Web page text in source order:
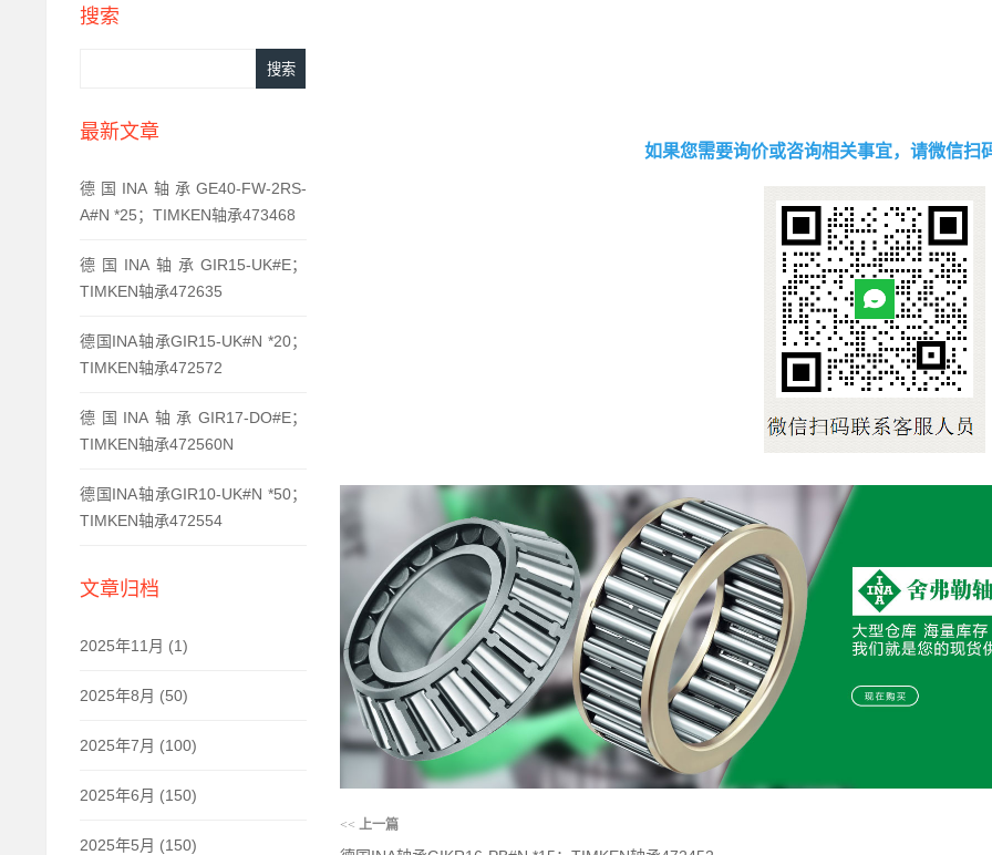
搜索
最新文章
德国INA轴承GE40-FW-2RS-
A#N *25；TIMKEN轴承473468
德国INA轴承GIR15-UK#E；
TIMKEN轴承472635
德国INA轴承GIR15-UK#N *20；
TIMKEN轴承472572
德国INA轴承GIR17-DO#E；
TIMKEN轴承472560N
德国INA轴承GIR10-UK#N *50；
TIMKEN轴承472554
文章归档
2025年11月 (1)
2025年8月 (50)
2025年7月 (100)
2025年6月 (150)
2025年5月 (150)
如果您需要询价或咨询相关事宜，请微信扫
<< 上一篇